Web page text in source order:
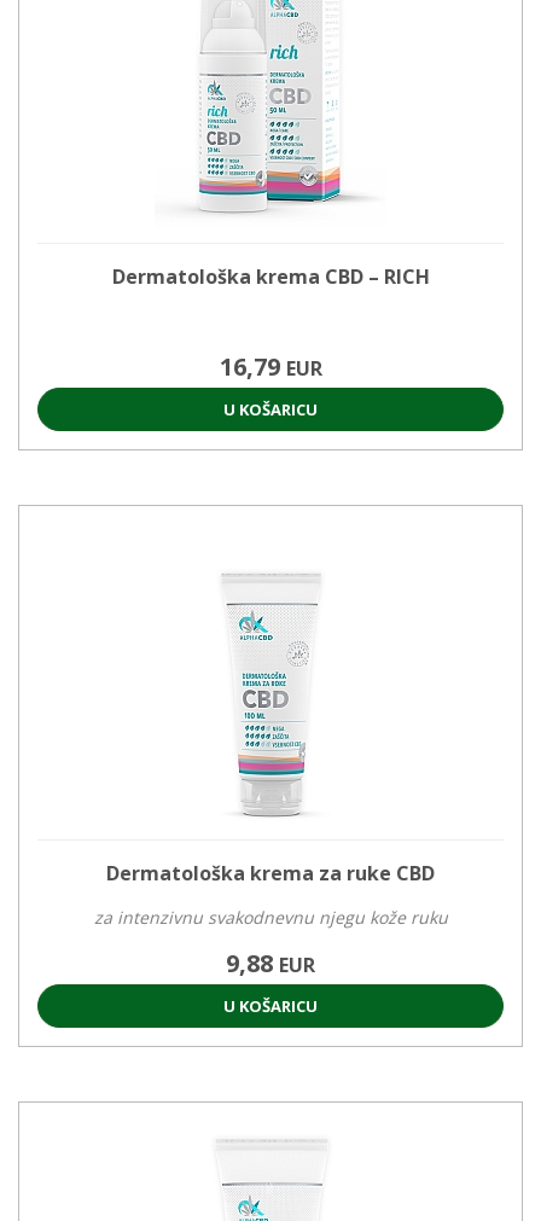
Dermatološka krema CBD – RICH
16,79 EUR
U KOŠARICU
Dermatološka krema za ruke CBD
za intenzivnu svakodnevnu njegu kože ruku
9,88 EUR
U KOŠARICU